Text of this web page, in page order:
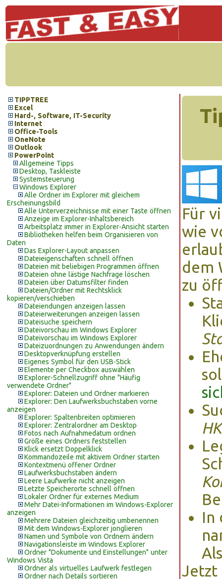
TIPPTREE
Excel
Hard-, Software, IT-Security
Internet
Office-Tools
OneNote
Outlook
PowerPoint
Allgemeine Tipps
Desktop, Taskleiste
Systemsteuerung
Windows Explorer
Alle Ordner im Explorer mit gleichem
Erscheinungsbild
Alle Unterverzeichnisse mit einer Taste öffnen
Anzeige im Explorer-Inhaltsbereich
Arbeitsplatz immer in Explorer-Ansicht starten
Bibliotheken helfen beim Organisieren von
Daten
Das Explorer-Layout anpassen
Dateieigenschaften schnell öffnen
Dateien mit beliebigen Programmen öffnen
Dateien ohne lästige Nachfrage löschen
Dateien über Datumsfilter finden
Dateien/Ordner mit Rechtsklick
kopieren/verschieben
Dateiendungen anzeigen lassen
Dateierweiterungen anzeigen lassen
Dateisuche speichern
Dateivorschau im Windows Explorer
Dateivorschau im Windows Explorer
Dateizuordnungen zu Anwendungen ändern
Desktopverknüpfung erstellen
Eigenes Symbol für den USB-Stick
Elemente per Checkbox auswählen
Explorer-Schnellzugriff ohne "Häufig
verwendete Ordner"
Explorer: Dateien und Ordner markieren
Explorer: Den Laufwerksbuchstaben vorne
anzeigen
Explorer: Spaltenbreiten optimieren
Explorer: Zentralordner am Desktop
Fotos nach Aufnahmedatum ordnen
Größe eines Ordners feststellen
Klick ersetzt Doppelklick
Kommandozeile mit aktivem Ordner starten
Kontextmenü offener Ordner
Laufwerksbuchstaben ändern
Leere Laufwerke nicht anzeigen
Letzte Speicherorte schnell öffnen
Lokaler Ordner für externes Medium
Mehr Datei-Informationen im Windows-Explorer
anzeigen
Mehrere Dateien gleichzeitig umbenennen
Mit dem Windows-Explorer jonglieren
Namen und Symbole von Ordnern ändern
Navigationsleiste im Windows Explorer
Ordner "Dokumente und Einstellungen" unter
Windows Vista
Ordner als virtuelles Laufwerk festlegen
Ordner nach Details sortieren
Für
wie
dem
zu
In
Jetzt